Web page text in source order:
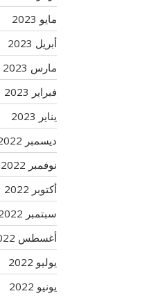
مايو 2023
أبريل 2023
مارس 2023
فبراير 2023
يناير 2023
ديسمبر 2022
نوفمبر 2022
أكتوبر 2022
سبتمبر 2022
أغسطس 2022
يوليو 2022
يونيو 2022